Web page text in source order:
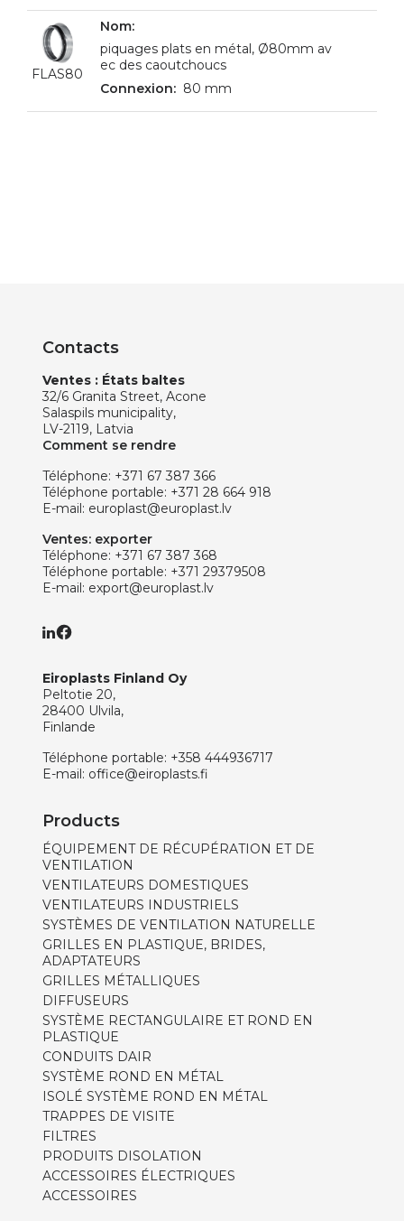
FLAS80
piquages plats en métal, Ø80mm av
ec des caoutchoucs
80 mm
Contacts
Ventes : États baltes
32/6 Granita Street, Acone
Salaspils municipality,
LV-2119, Latvia
Comment se rendre
Téléphone: +371 67 387 366
Téléphone portable: +371 28 664 918
E-mail: europlast@europlast.lv
Ventes: exporter
Téléphone: +371 67 387 368
Téléphone portable: +371 29379508
E-mail: export@europlast.lv
Eiroplasts Finland Oy
Peltotie 20,
28400 Ulvila,
Finlande
Téléphone portable: +358 444936717
E-mail: office@eiroplasts.fi
Products
ÉQUIPEMENT DE RÉCUPÉRATION ET DE
VENTILATION
VENTILATEURS DOMESTIQUES
VENTILATEURS INDUSTRIELS
SYSTÈMES DE VENTILATION NATURELLE
GRILLES EN PLASTIQUE, BRIDES,
ADAPTATEURS
GRILLES MÉTALLIQUES
DIFFUSEURS
SYSTÈME RECTANGULAIRE ET ROND EN
PLASTIQUE
CONDUITS DAIR
SYSTÈME ROND EN MÉTAL
ISOLÉ SYSTÈME ROND EN MÉTAL
TRAPPES DE VISITE
FILTRES
PRODUITS DISOLATION
ACCESSOIRES ÉLECTRIQUES
ACCESSOIRES